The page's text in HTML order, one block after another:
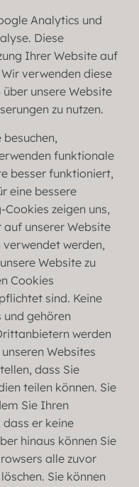
Analytics und
Diese
Ihrer Website auf
verwenden diese
unsere Website
zu nutzen.
funktionale
besser funktioniert,
eine bessere
zeigen uns,
auf unserer Website
werden,
Website zu
Cookies
sind. Keine
und gehören
werden
Websites
dass Sie
teilen können. Sie
Sie Ihren
er keine
hinaus können Sie
alle zuvor
Sie können